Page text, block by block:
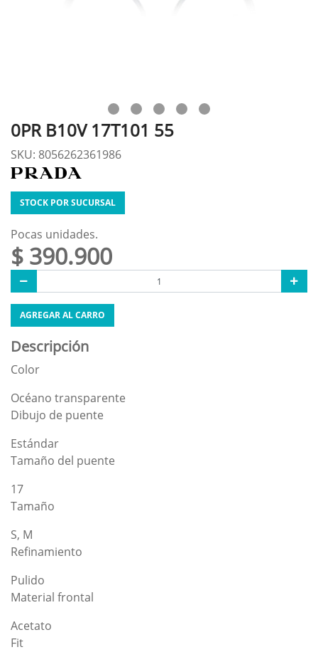
0PR B10V 17T101 55
SKU: 8056262361986
STOCK POR SUCURSAL
Pocas unidades.
$ 390.900
AGREGAR AL CARRO
Descripción
Color
Océano transparente
Dibujo de puente
Estándar
Tamaño del puente
17
Tamaño
S, M
Refinamiento
Pulido
Material frontal
Acetato
Fit